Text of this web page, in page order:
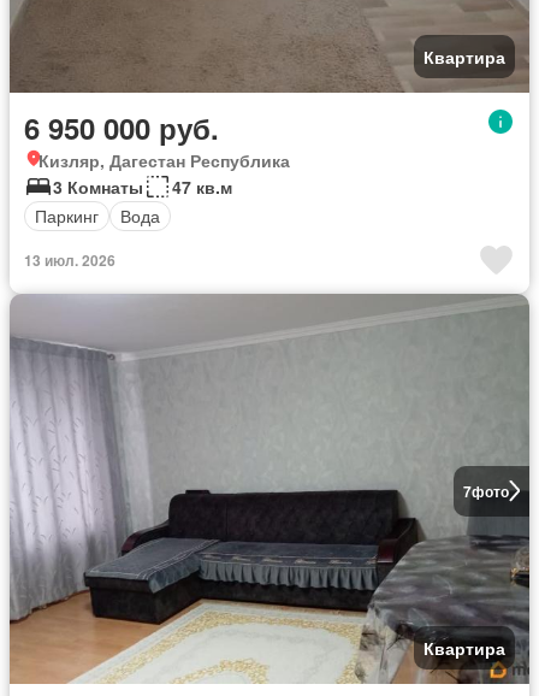
Квартира
6 950 000 руб.
Кизляр, Дагестан Республика
3 Комнаты
47 кв.м
Паркинг
Вода
13 июл. 2026
7фото
Квартира